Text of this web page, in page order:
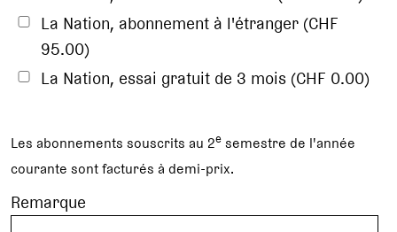
La Nation, abonnement à l'étranger (CHF
95.00)
La Nation, essai gratuit de 3 mois (CHF 0.00)
Les abonnements souscrits au 2e semestre de l'année
courante sont facturés à demi-prix.
Remarque